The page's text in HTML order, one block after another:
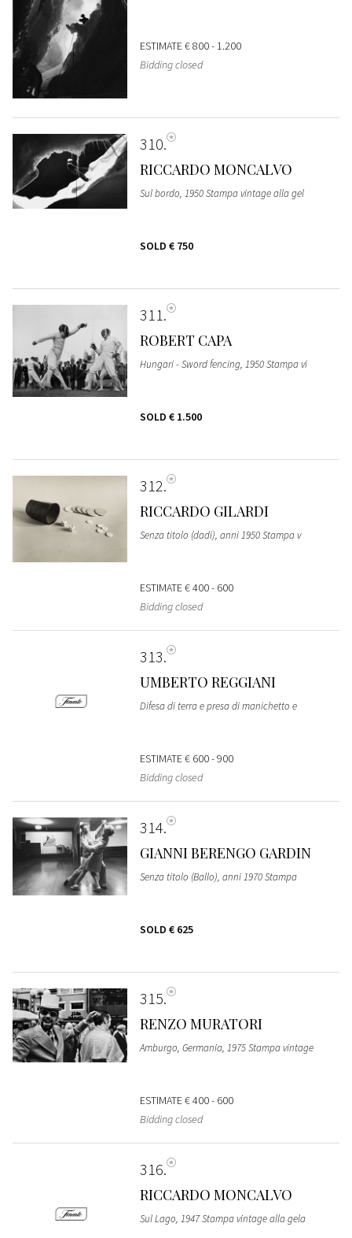
ESTIMATE€ 800 - 1.200
Bidding closed
310
RICCARDO MONCALVO
Sul bordo, 1950 Stampa vintage alla gel
SOLD € 750
311
ROBERT CAPA
Hungari - Sword fencing, 1950 Stampa vi
SOLD € 1.500
312
RICCARDO GILARDI
Senza titolo (dadi), anni 1950 Stampa v
ESTIMATE€ 400 - 600
Bidding closed
313
UMBERTO REGGIANI
Difesa di terra e presa di manichetto e
ESTIMATE€ 600 - 900
Bidding closed
314
GIANNI BERENGO GARDIN
Senza titolo (Ballo), anni 1970 Stampa
SOLD € 625
315
RENZO MURATORI
Amburgo, Germania, 1975 Stampa vintage
ESTIMATE€ 400 - 600
Bidding closed
316
RICCARDO MONCALVO
Sul Lago, 1947 Stampa vintage alla gela